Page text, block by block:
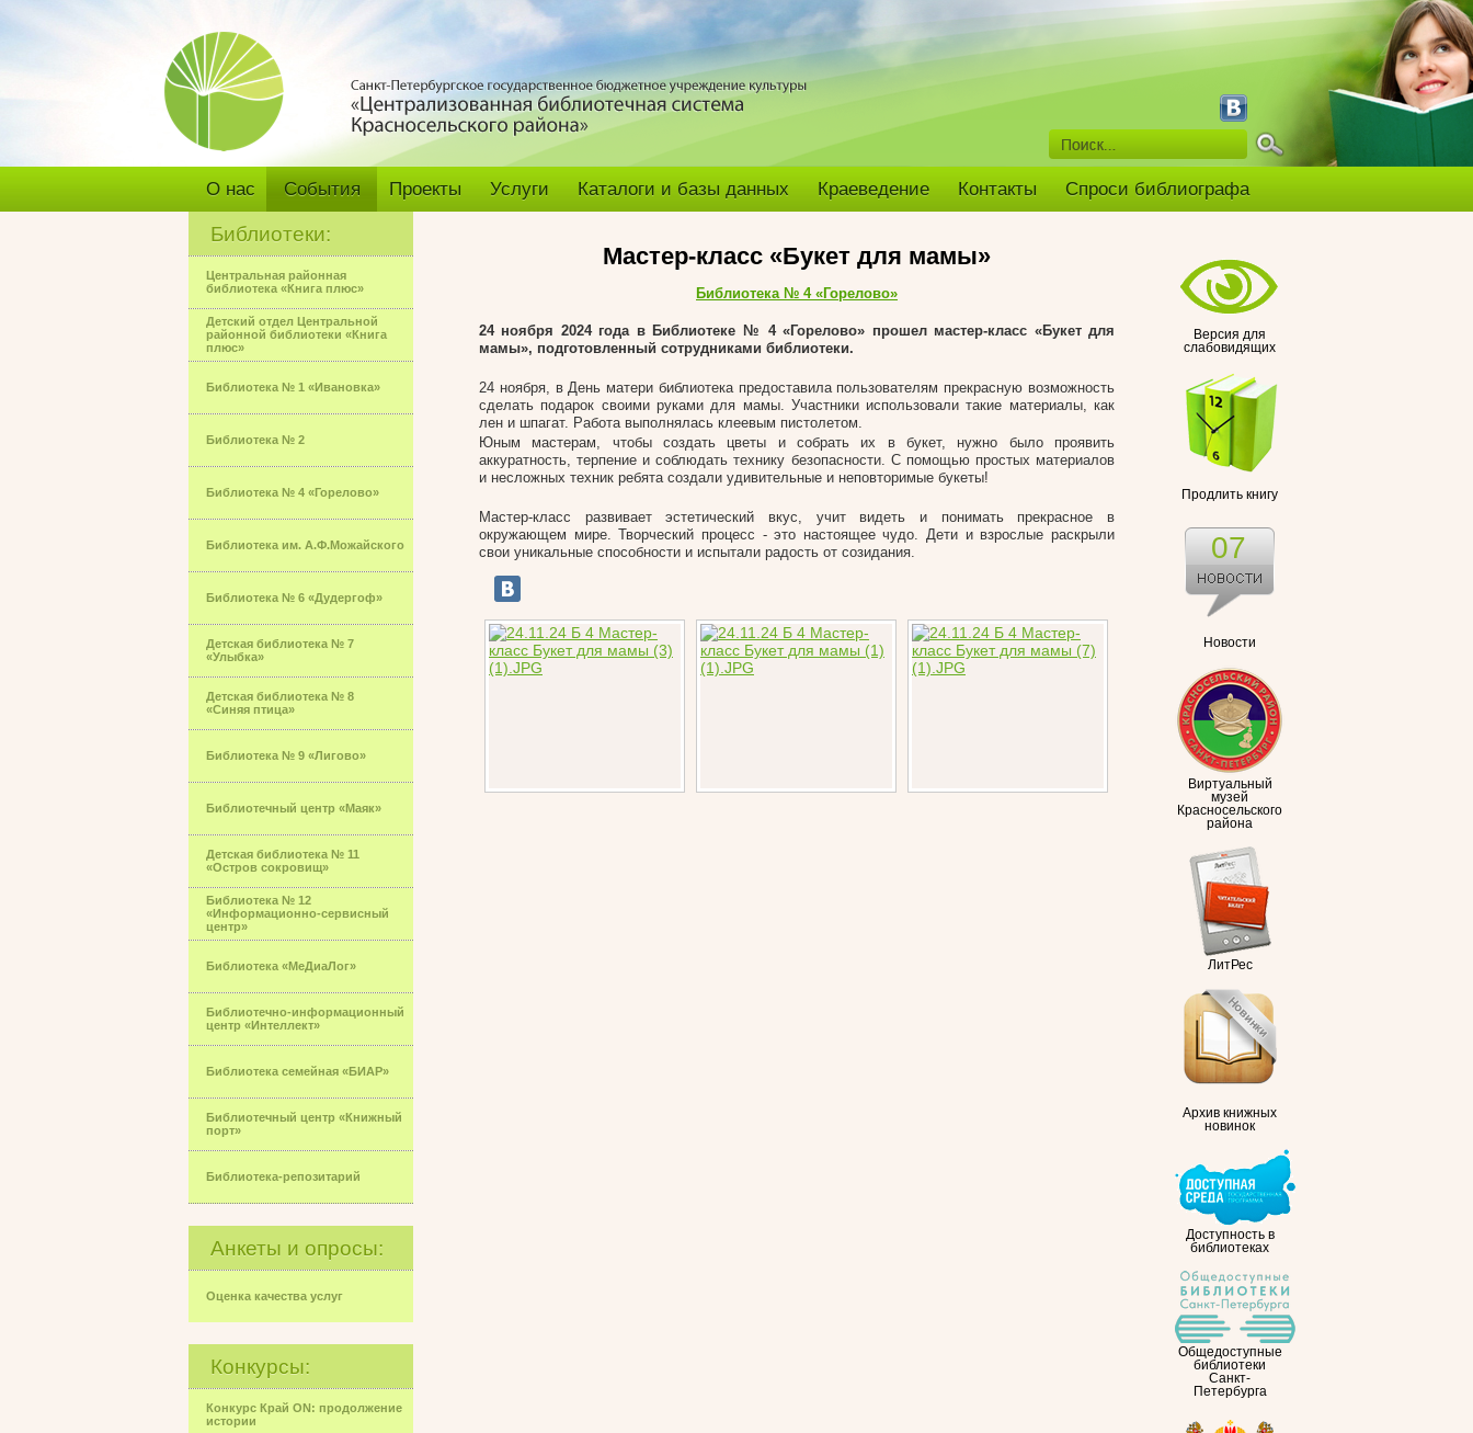
О нас События Проекты Услуги Каталоги и базы данных Краеведение Контакты Спроси библиографа
Библиотеки:
Центральная районная
библиотека «Книга плюс»
Детский отдел Центральной
районной библиотеки «Книга
плюс»
Библиотека № 1 «Ивановка»
Библиотека № 2
Библиотека № 4 «Горелово»
Библиотека им. А.Ф.Можайского
Библиотека № 6 «Дудергоф»
Детская библиотека № 7
«Улыбка»
Детская библиотека № 8
«Синяя птица»
Библиотека № 9 «Лигово»
Библиотечный центр «Маяк»
Детская библиотека № 11
«Остров сокровищ»
Библиотека № 12
«Информационно-сервисный
центр»
Библиотека «МеДиаЛог»
Библиотечно-информационный
центр «Интеллект»
Библиотека семейная «БИАР»
Библиотечный центр «Книжный
порт»
Библиотека-репозитарий
Анкеты и опросы:
Оценка качества услуг
Конкурсы:
Конкурс Край ON: продолжение
истории
Версия для
слабовидящих
Продлить книгу
Новости
07
Виртуальный
музей
Красносельского
района
ЛитРес
Архив книжных
новинок
Доступность в
библиотеках
Общедоступные
библиотеки
Санкт-
Петербурга
Мастер-класс «Букет для мамы»
Библиотека № 4 «Горелово»
24 ноября 2024 года в Библиотеке № 4 «Горелово» прошел мастер-класс «Букет для
мамы», подготовленный сотрудниками библиотеки.
24 ноября, в День матери библиотека предоставила пользователям прекрасную возможность
сделать подарок своими руками для мамы. Участники использовали такие материалы, как
лен и шпагат. Работа выполнялась клеевым пистолетом.
Юным мастерам, чтобы создать цветы и собрать их в букет, нужно было проявить
аккуратность, терпение и соблюдать технику безопасности. С помощью простых материалов
и несложных техник ребята создали удивительные и неповторимые букеты!
Мастер-класс развивает эстетический вкус, учит видеть и понимать прекрасное в
окружающем мире. Творческий процесс - это настоящее чудо. Дети и взрослые раскрыли
свои уникальные способности и испытали радость от созидания.